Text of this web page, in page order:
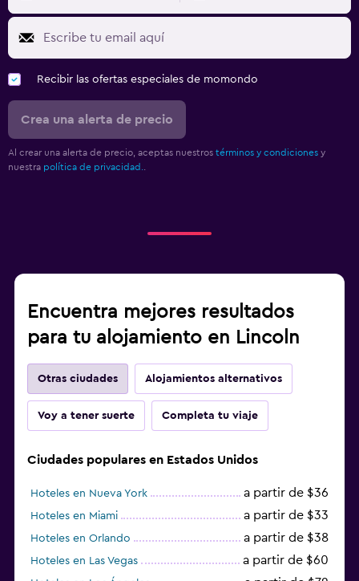
Recibir las ofertas especiales de momondo
Crea una alerta de precio
Al crear una alerta de precio, aceptas nuestros términos y condiciones y
nuestra política de privacidad.
Encuentra mejores resultados
para tu alojamiento en Lincoln
Otras ciudades Alojamientos alternativos
Voy a tener suerte Completa tu viaje
Ciudades populares en Estados Unidos
Hoteles en Nueva York a partir de $36
Hoteles en Miami a partir de $33
Hoteles en Orlando a partir de $38
Hoteles en Las Vegas a partir de $60